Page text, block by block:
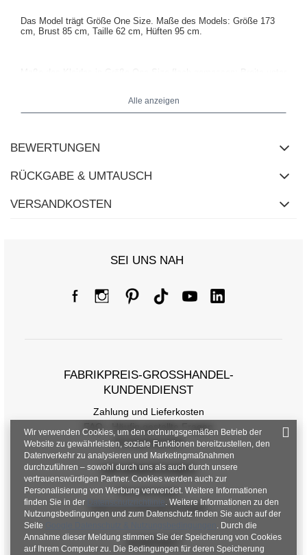
Das Model trägt Größe One Size. Maße des Models: Größe 173
cm, Brust 85 cm, Taille 62 cm, Hüften 95 cm
Maße des Kleides in Größe One Size flach gemessen: Breite unter
Alle anzeigen
BEWERTUNGEN
RÜCKGABE & UMTAUSCH
VERSANDKOSTEN
SEI UNS NAH
FABRIKPREIS-GROSSHANDEL-K
UNDENDIENST
Zahlung und Lieferkosten
FAQ - Häufig gestellte Fragen
Rückgabepolitik
INFORMATIONEN
Verordnungen
Datenschutzbestimmungen
KONTAKT
Wir verwenden Cookies, um den ordnungsgemäßen Betrieb der
Website zu gewährleisten, soziale Funktionen bereitzustellen, den
Datenverkehr zu analysieren und Marketingmaßnahmen
durchzuführen – sowohl durch uns als auch durch unsere
vertrauenswürdigen Partner. Cookies werden auch zur
Personalisierung von Werbung verwendet. Weitere Informationen
finden Sie in der
Datenschutzrichtlinie. Weitere Informationen zu den
Nutzungsbedingungen und zum Datenschutz finden Sie auch auf der
Seite
. Durch die
Annahme dieser Meldung stimmen Sie der Speicherung von Cookies
auf Ihrem Computer zu. Die Bedingungen für deren Speicherung